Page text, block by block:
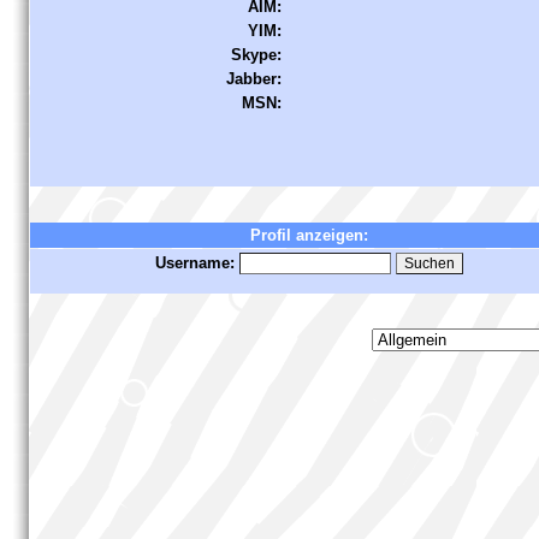
AIM:
YIM:
Skype:
Jabber:
MSN:
Profil anzeigen:
Username: